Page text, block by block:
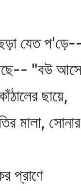
যেত
"বউ আসে
ছায়ে,
সোনার